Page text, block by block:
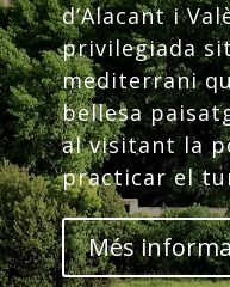
d’Alacant i
privilegiada
mediterrani
bellesa
al visitant la
practicar el
Més